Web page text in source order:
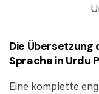
Die
Sprache in Urdu
Eine komplette